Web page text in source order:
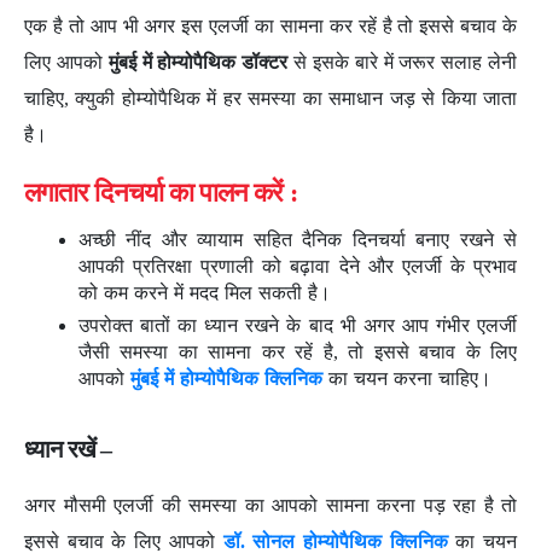
एक है तो आप भी अगर इस एलर्जी का सामना कर रहें है तो इससे बचाव के
लिए आपकोमुंबई में होम्योपैथिक डॉक्टरसे इसके बारे में जरूर सलाह लेनी
चाहिए, क्युकी होम्योपैथिक में हर समस्या का समाधान जड़ से किया जाता
है।
लगातार दिनचर्या का पालन करें :
अच्छी नींद और व्यायाम सहित दैनिक दिनचर्या बनाए रखने से
आपकी प्रतिरक्षा प्रणाली को बढ़ावा देने और एलर्जी के प्रभाव
को कम करने में मदद मिल सकती है।
उपरोक्त बातों का ध्यान रखने के बाद भी अगर आप गंभीर एलर्जी
जैसी समस्या का सामना कर रहें है, तो इससे बचाव के लिए
आपकोमुंबई में होम्योपैथिक क्लिनिकका चयन करना चाहिए।
ध्यान रखें –
अगर मौसमी एलर्जी की समस्या का आपको सामना करना पड़ रहा है तो
इससे बचाव के लिए आपकोडॉ. सोनल होम्योपैथिक क्लिनिकका चयन